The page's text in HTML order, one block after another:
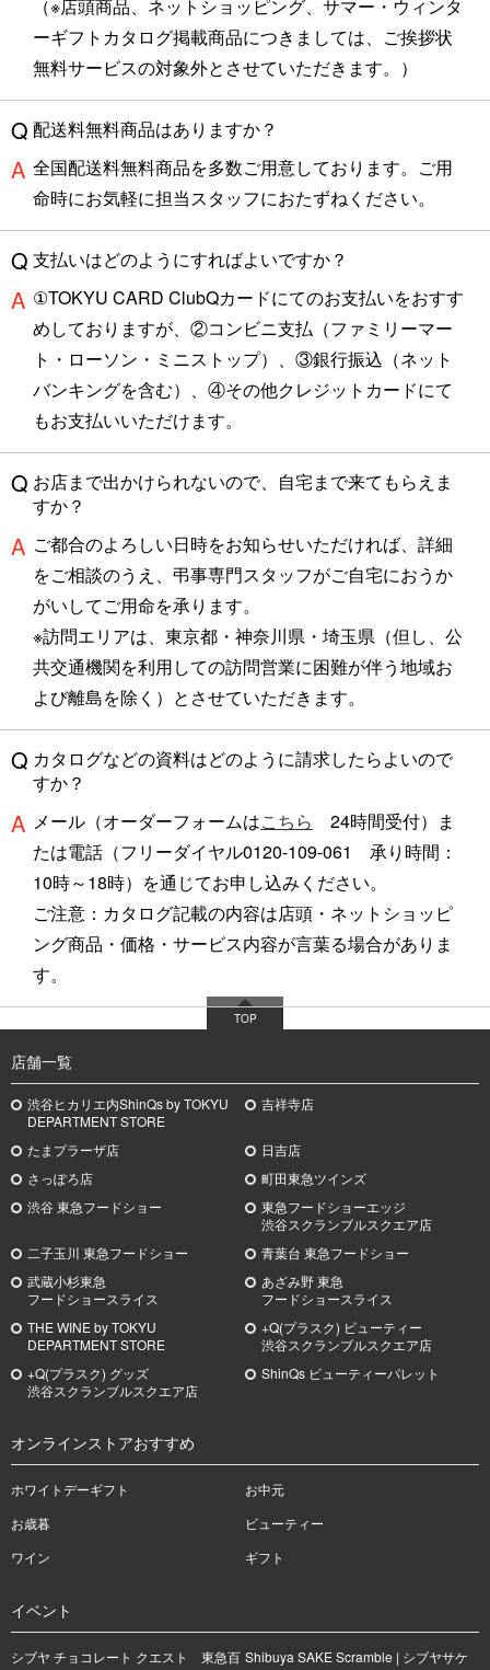
（※店頭商品、ネットショッピング、サマー・ウィンタ
ーギフトカタログ掲載商品につきましては、ご挨拶状
無料サービスの対象外とさせていただきます。）
配送料無料商品はありますか？
全国配送料無料商品を多数ご用意しております。ご用
命時にお気軽に担当スタッフにおたずねください。
支払いはどのようにすればよいですか？
①TOKYU CARD ClubQカードにてのお支払いをおすす
めしておりますが、②コンビニ支払（ファミリーマー
ト・ローソン・ミニストップ）、③銀行振込（ネット
バンキングを含む）、④その他クレジットカードにて
もお支払いいただけます。
お店まで出かけられないので、自宅まで来てもらえま
すか？
ご都合のよろしい日時をお知らせいただければ、詳細
をご相談のうえ、弔事専門スタッフがご自宅におうか
がいしてご用命を承ります。
※訪問エリアは、東京都・神奈川県・埼玉県（但し、公
共交通機関を利用しての訪問営業に困難が伴う地域お
よび離島を除く）とさせていただきます。
カタログなどの資料はどのように請求したらよいので
すか？
メール（オーダーフォームはこちら 24時間受付）ま
たは電話（フリーダイヤル0120-109-061 承り時間：
10時～18時）を通じてお申し込みください。
ご注意：カタログ記載の内容は店頭・ネットショッピ
ング商品・価格・サービス内容が言葉る場合がありま
す。
TOP
店舗一覧
渋谷ヒカリエ内ShinQs by TOKYU
DEPARTMENT STORE
吉祥寺店
たまプラーザ店
日吉店
さっぽろ店
町田東急ツインズ
渋谷 東急フードショー
東急フードショーエッジ
渋谷スクランブルスクエア店
二子玉川 東急フードショー
青葉台 東急フードショー
武蔵小杉東急
フードショースライス
あざみ野東急
フードショースライス
THE WINE by TOKYU
DEPARTMENT STORE
+Q(プラスク) ビューティー
渋谷スクランブルスクエア店
+Q(プラスク) グッズ
渋谷スクランブルスクエア店
ShinQs ビューティーパレット
オンラインストアおすすめ
ホワイトデーギフト
お中元
お歳暮
ビューティー
ワイン
ギフト
イベント
シブヤ チョコレート クエスト 東急百 Shibuya SAKE Scramble | シブヤサケ